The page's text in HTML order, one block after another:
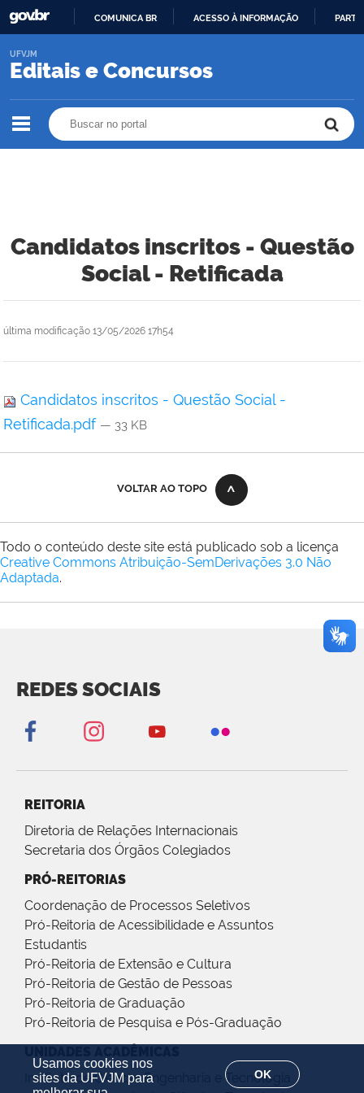
Usamos cookies nos
sites da UFVJM para
OK
O
COMUNICA BR ACESSO À INFORMAÇÃO
Editais e Concursos
UFVJM
Candidatos inscritos - Questão
Social - Retificada
última modificação 13/05/2026 17h54
Candidatos inscritos - Questão Social -
Retificada.pdf — 33 KB
VOLTAR AO TOPO
Todo o conteúdo deste site está publicado sob a licença
Creative Commons Atribuição-SemDerivações 3.0 Não
Adaptada.
REDES SOCIAIS
REITORIA
Diretoria de Relações Internacionais
Secretaria dos Órgãos Colegiados
PRÓ-REITORIAS
Coordenação de Processos Seletivos
Pró-Reitoria de Acessibilidade e Assuntos
Estudantis
Pró-Reitoria de Extensão e Cultura
Pró-Reitoria de Gestão de Pessoas
Pró-Reitoria de Graduação
Pró-Reitoria de Pesquisa e Pós-Graduação
Instituto de Ciência, Engenharia e Tecnologia